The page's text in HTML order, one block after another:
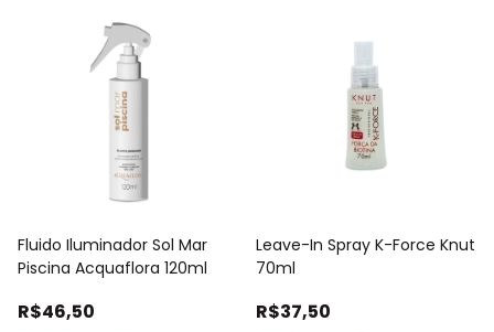
Fluido Iluminador Sol Mar
Piscina Acquaflora 120ml
R$46,50
Leave-In Spray K-Force Knut
70ml
R$37,50